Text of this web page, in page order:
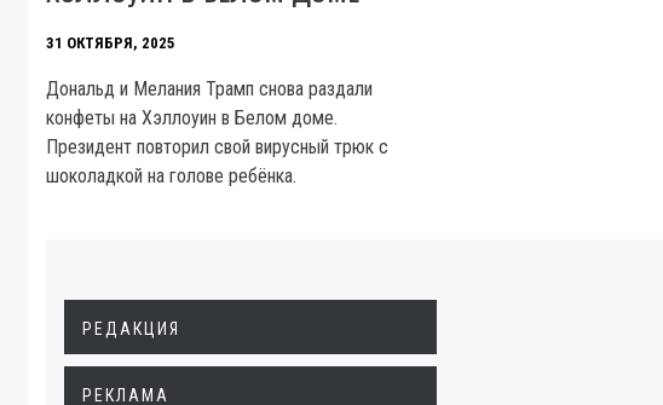
31 ОКТЯБРЯ, 2025
Дональд и Мелания Трамп снова раздали
конфеты на Хэллоуин в Белом доме.
Президент повторил свой вирусный трюк с
шоколадкой на голове ребёнка.
РЕДАКЦИЯ
РЕКЛАМА